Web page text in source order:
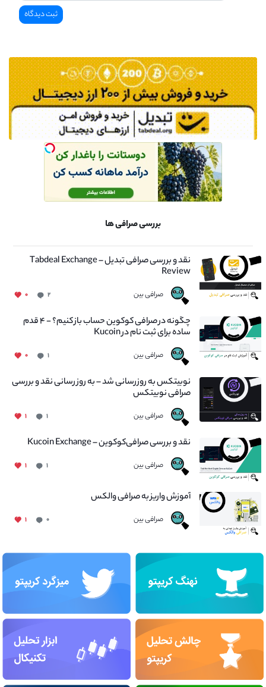
بررسی صرافی ها
نقد و بررسی صرافی تبدیل – Tabdeal Exchange
Review
صرافی بین ۲ ۰
چگونه در صرافی کوکوین حساب باز کنیم؟ - ۴ قدم
ساده برای ثبت نام در Kucoin
صرافی بین ۱ ۰
نوبیتکس به روزرسانی شد – به روز رسانی نقد و بررسی
صرافی نوبیتکس
صرافی بین ۱ ۱
نقد و بررسی صرافی‌کوکوین – Kucoin Exchange
صرافی بین ۱ ۱
آموزش واریز به صرافی والکس
صرافی بین ۰ ۱